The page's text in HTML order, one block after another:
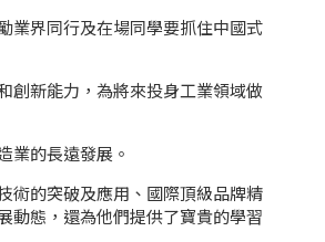
業界同行及在場同學要抓住中國式
創新能力，為將來投身工業領域做
業的長遠發展。
術的突破及應用、國際頂級品牌精
動態，還為他們提供了寶貴的學習